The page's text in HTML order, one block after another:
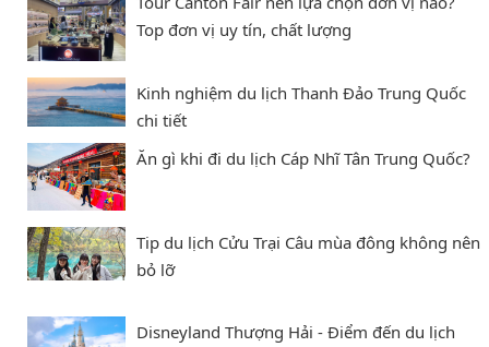
Top đơn vị uy tín, chất lượng
Kinh nghiệm du lịch Thanh Đảo Trung Quốc
chi tiết
Ăn gì khi đi du lịch Cáp Nhĩ Tân Trung Quốc?
Tip du lịch Cửu Trại Câu mùa đông không nên
bỏ lỡ
Disneyland Thượng Hải - Điểm đến du lịch